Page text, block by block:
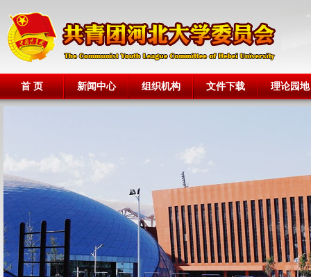
首 页 新闻中心 组织机构 文件下载 理论园地